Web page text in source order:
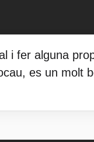
i fer alguna
es un molt